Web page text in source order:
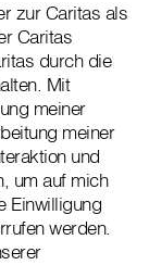
zur Caritas als
Caritas
durch die
Mit
meiner
meiner
und
um auf mich
Einwilligung
werden.